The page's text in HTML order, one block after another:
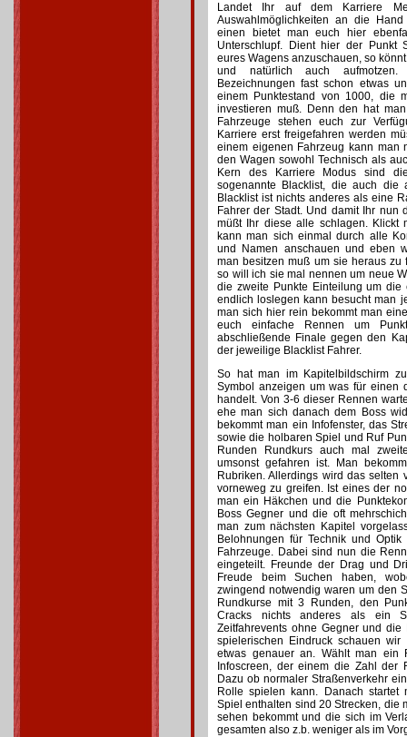
Landet Ihr auf dem Karriere
Auswahlmöglichkeiten an die
einen bietet man euch hier
Unterschlupf. Dient hier der Punkt
eures Wagens anzuschauen, so
und natürlich auch
Bezeichnungen fast schon etwas
einem Punktestand von 1000, die
investieren muß. Denn den hat
Fahrzeuge stehen euch zur
Karriere erst freigefahren werden
einem eigenen Fahrzeug kann man
den Wagen sowohl Technisch als
Kern des Karriere Modus sind
sogenannte Blacklist, die auch die
Blacklist ist nichts anderes als eine
Fahrer der Stadt. Und damit Ihr nun
müßt Ihr diese alle schlagen. Klickt
kann man sich einmal durch alle
und Namen anschauen und eben
man besitzen muß um sie heraus
so will ich sie mal nennen um neue
die zweite Punkte Einteilung um
endlich loslegen kann besucht man
man sich hier rein bekommt man
euch einfache Rennen um
abschließende Finale gegen den
der jeweilige Blacklist Fahrer.
So hat man im Kapitelbildschirm
Symbol anzeigen um was für einen
handelt. Von 3-6 dieser Rennen
ehe man sich danach dem Boss
bekommt man ein Infofenster, das
sowie die holbaren Spiel und Ruf
Runden Rundkurs auch mal
umsonst gefahren ist. Man
Rubriken. Allerdings wird das selten
vorneweg zu greifen. Ist eines der
man ein Häkchen und die
Boss Gegner und die oft
man zum nächsten Kapitel
Belohnungen für Technik und
Fahrzeuge. Dabei sind nun die
eingeteilt. Freunde der Drag und
Freude beim Suchen haben,
zwingend notwendig waren um den
Rundkurse mit 3 Runden, den
Cracks nichts anderes als ein
Zeitfahrevents ohne Gegner und
spielerischen Eindruck schauen
etwas genauer an. Wählt man ein
Infoscreen, der einem die Zahl der
Dazu ob normaler Straßenverkehr
Rolle spielen kann. Danach
Spiel enthalten sind 20 Strecken, die
sehen bekommt und die sich im
gesamten also z.b. weniger als im